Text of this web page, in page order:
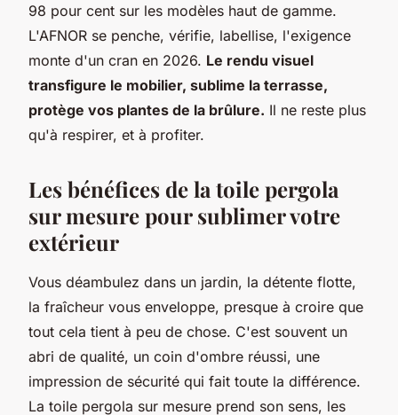
98 pour cent sur les modèles haut de gamme.
L'AFNOR se penche, vérifie, labellise, l'exigence
monte d'un cran en 2026. Le rendu visuel
transfigure le mobilier, sublime la terrasse,
protège vos plantes de la brûlure. Il ne reste plus
qu'à respirer, et à profiter.
Les bénéfices de la toile pergola
sur mesure pour sublimer votre
extérieur
Vous déambulez dans un jardin, la détente flotte,
la fraîcheur vous enveloppe, presque à croire que
tout cela tient à peu de chose. C'est souvent un
abri de qualité, un coin d'ombre réussi, une
impression de sécurité qui fait toute la différence.
La toile pergola sur mesure prend son sens, les